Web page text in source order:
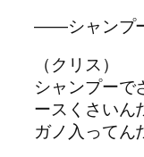
――シャンプ
（クリス）
シャンプーで
ースくさいん
ガノ入ってん